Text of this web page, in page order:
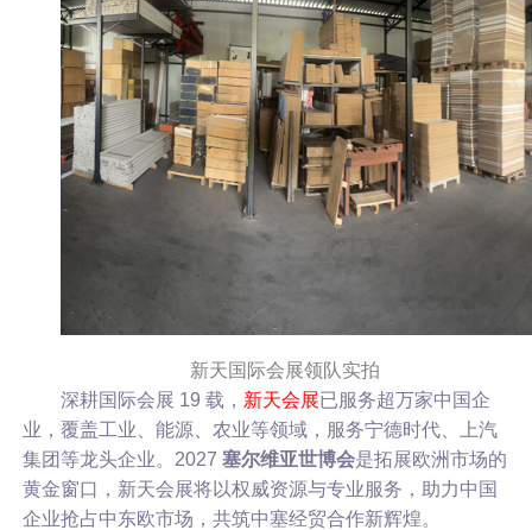
新天国际会展领队实拍
深耕国际会展 19 载， 新天会展已服务超万家中国企
业，覆盖工业、能源、农业等领域，服务宁德时代、上汽
集团等龙头企业。2027 塞尔维亚世博会是拓展欧洲市场的
黄金窗口，新天会展将以权威资源与专业服务，助力中国
企业抢占中东欧市场，共筑中塞经贸合作新辉煌。